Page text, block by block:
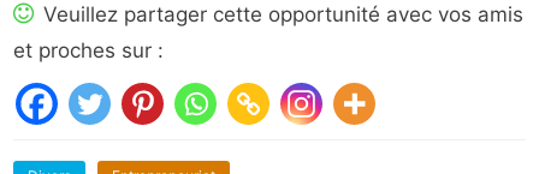
Veuillez partager cette opportunité avec vos amis
et proches sur :